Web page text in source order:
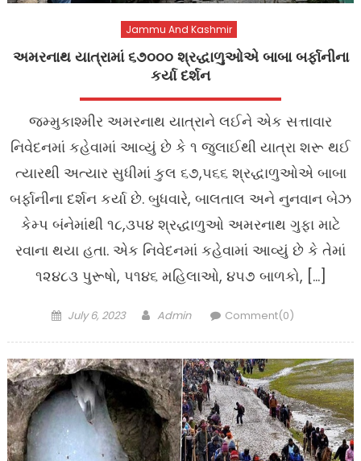
Jammu And Kashmir
અમરનાથ યાત્રામાં ૬૭૦૦૦ શ્રદ્ધાળુઓએ બાબા બર્ફાનીના
કર્યા દર્શન
જમ્મુકાશ્મીર અમરનાથ યાત્રાને લઈને એક સત્તાવાર
નિવેદનમાં કહેવામાં આવ્યું છે કે ૧ જુલાઈથી યાત્રા શરૂ થઈ
ત્યારથી અત્યાર સુધીમાં કુલ ૬૭,૫૬૬ શ્રદ્ધાળુઓએ બાબા
બર્ફાનીના દર્શન કર્યા છે. બુધવારે, બાલતાલ અને નુનવાન બેઝ
કેમ્પ બંનેમાંથી ૧૮,૩૫૪ શ્રદ્ધાળુઓ અમરનાથ ગુફા માટે
રવાના થયા હતા. એક નિવેદનમાં કહેવામાં આવ્યું છે કે તેમાં
૧૨૪૮૩ પુરૂષો, ૫૧૪૬ મહિલાઓ, ૪૫૭ બાળકો, […]
Posted
July 6, 2023 Author
Admin Comment(0)